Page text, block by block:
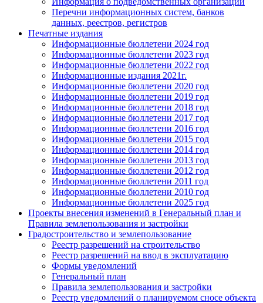
Перечни информационных систем, банков
данных, реестров, регистров
Печатные издания
Информационные бюллетени 2024 год
Информационные бюллетени 2023 год
Информационные бюллетени 2022 год
Информационные издания 2021г.
Информационные бюллетени 2020 год
Информационные бюллетени 2019 год
Информационные бюллетени 2018 год
Информационные бюллетени 2017 год
Информационные бюллетени 2016 год
Информационные бюллетени 2015 год
Информационные бюллетени 2014 год
Информационные бюллетени 2013 год
Информационные бюллетени 2012 год
Информационные бюллетени 2011 год
Информационные бюллетени 2010 год
Информационные бюллетени 2025 год
Проекты внесения изменений в Генеральный план и
Правила землепользования и застройки
Градостроительство и землепользование
Реестр разрешений на строительство
Реестр разрешений на ввод в эксплуатацию
Формы уведомлений
Генеральный план
Правила землепользования и застройки
Реестр уведомлений о планируемом сносе объекта